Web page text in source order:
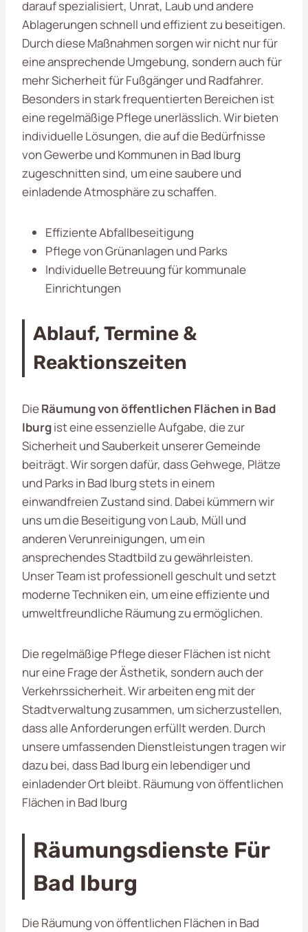
darauf spezialisiert, Unrat, Laub und andere
Ablagerungen schnell und effizient zu beseitigen.
Durch diese Maßnahmen sorgen wir nicht nur für
eine ansprechende Umgebung, sondern auch für
mehr Sicherheit für Fußgänger und Radfahrer.
Besonders in stark frequentierten Bereichen ist
eine regelmäßige Pflege unerlässlich. Wir bieten
individuelle Lösungen, die auf die Bedürfnisse
von Gewerbe und Kommunen in Bad Iburg
zugeschnitten sind, um eine saubere und
einladende Atmosphäre zu schaffen.
Effiziente Abfallbeseitigung
Pflege von Grünanlagen und Parks
Individuelle Betreuung für kommunale
Einrichtungen
Ablauf, Termine &
Reaktionszeiten
DieRäumung von öffentlichen Flächen in Bad
Iburgist eine essenzielle Aufgabe, die zur
Sicherheit und Sauberkeit unserer Gemeinde
beiträgt. Wir sorgen dafür, dass Gehwege, Plätze
und Parks in Bad Iburg stets in einem
einwandfreien Zustand sind. Dabei kümmern wir
uns um die Beseitigung von Laub, Müll und
anderen Verunreinigungen, um ein
ansprechendes Stadtbild zu gewährleisten.
Unser Team ist professionell geschult und setzt
moderne Techniken ein, um eine effiziente und
umweltfreundliche Räumung zu ermöglichen.
Die regelmäßige Pflege dieser Flächen ist nicht
nur eine Frage der Ästhetik, sondern auch der
Verkehrssicherheit. Wir arbeiten eng mit der
Stadtverwaltung zusammen, um sicherzustellen,
dass alle Anforderungen erfüllt werden. Durch
unsere umfassenden Dienstleistungen tragen wir
dazu bei, dass Bad Iburg ein lebendiger und
einladender Ort bleibt. Räumung von öffentlichen
Flächen in Bad Iburg
Räumungsdienste Für
Bad Iburg
Die Räumung von öffentlichen Flächen in Bad